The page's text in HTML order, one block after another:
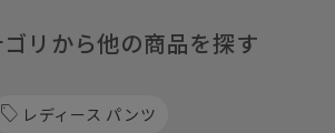
リから他の商品を探す
レディース パンツ